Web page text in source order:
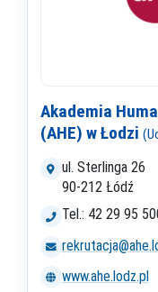
Akademia
(AHE) w Łodzi
ul. Sterlinga 26
90-212 Łódź
Tel.: 42 29 95
www.ahe.lodz.pl